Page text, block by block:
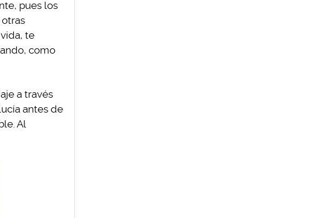
pues los
te
como
a través
antes de
Al